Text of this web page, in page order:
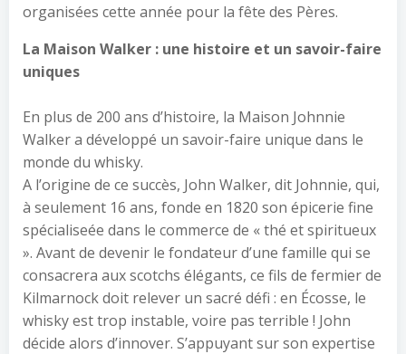
organisées cette année pour la fête des Pères.
La Maison Walker : une histoire et un savoir-faire
uniques
En plus de 200 ans d’histoire, la Maison Johnnie
Walker a développé un savoir-faire unique dans le
monde du whisky.
A l’origine de ce succès, John Walker, dit Johnnie, qui,
à seulement 16 ans, fonde en 1820 son épicerie fine
spécialiseée dans le commerce de « thé et spiritueux
». Avant de devenir le fondateur d’une famille qui se
consacrera aux scotchs élégants, ce fils de fermier de
Kilmarnock doit relever un sacré défi : en Écosse, le
whisky est trop instable, voire pas terrible ! John
décide alors d’innover. S’appuyant sur son expertise